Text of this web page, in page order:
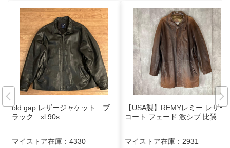
old gap レザージャケット ブ
ラック xl 90s
マイストア在庫： 4330
【USA製】REMYレミー レザー
コート フェード 激シブ 比翼
マイストア在庫： 2931